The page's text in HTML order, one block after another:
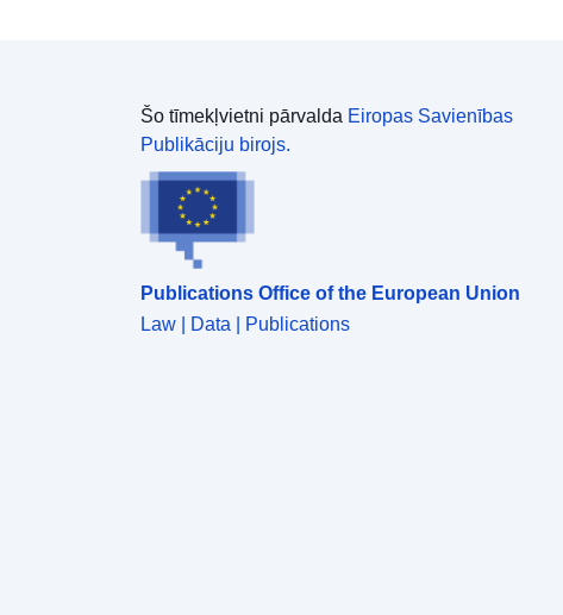
Šo tīmekļvietni pārvalda Eiropas Savienības
Publikāciju birojs.
Publications Office of the European Union
Law | Data | Publications